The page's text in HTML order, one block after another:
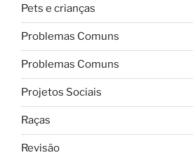
Pets e crianças
Problemas Comuns
Problemas Comuns
Projetos Sociais
Raças
Revisão